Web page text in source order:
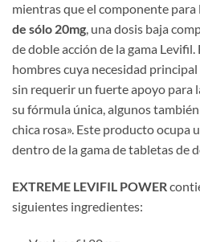
mientras que el componente para
de sólo 20mg, una dosis baja
de doble acción de la gama
hombres cuya necesidad
sin requerir un fuerte apoyo para
su fórmula única, algunos
chica rosa». Este producto ocupa
dentro de la gama de tabletas de
EXTREME LEVIFIL POWER
siguientes ingredientes: